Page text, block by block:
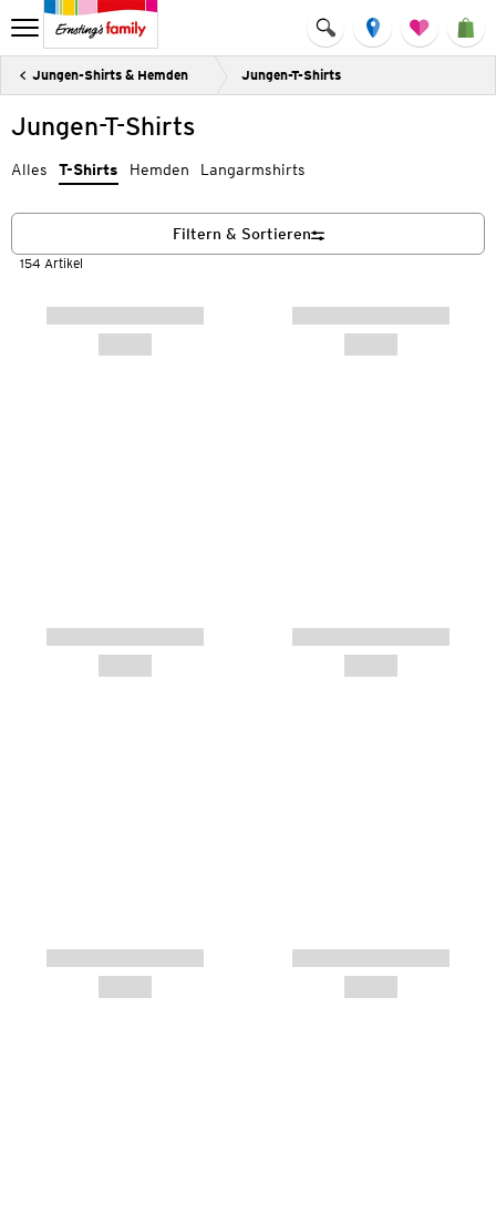
Jungen-Shirts & Hemden Jungen-T-Shirts
Jungen-T-Shirts
Alles T-Shirts Hemden Langarmshirts
154 Artikel
Filtern & Sortieren